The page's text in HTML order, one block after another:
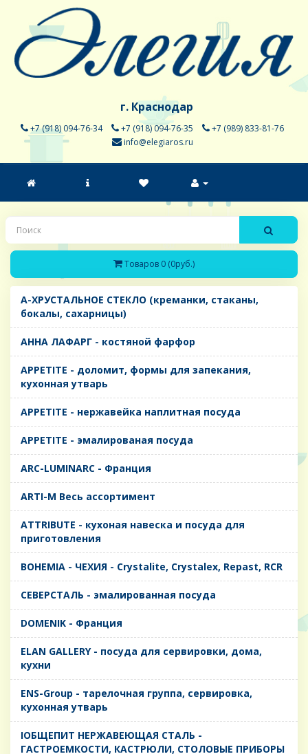
г. Краснодар
+7 (918) 094-76-34 +7 (918) 094-76-35
+7 (989) 833-81-76
info@elegiaros.ru
Товаров 0 (0руб.)
A-ХРУСТАЛЬНОЕ СТЕКЛО (креманки, стаканы,
бокалы, сахарницы)
AHHA ЛАФАРГ - костяной фарфор
APPETITE - доломит, формы для запекания,
кухонная утварь
APPETITE - нержавейка наплитная посуда
APPETITE - эмалированая посуда
ARC-LUMINARC - Франция
ARTI-M Весь ассортимент
ATTRIBUTE - кухоная навеска и посуда для
приготовления
BOHEMIA - ЧЕХИЯ - Crystalite, Crystalex, Repast, RCR
CЕВЕРСТАЛЬ - эмалированная посуда
DOMENIK - Франция
ELAN GALLERY - посуда для сервировки, дома,
кухни
ENS-Group - тарелочная группа, сервировка,
кухонная утварь
IОБЩЕПИТ НЕРЖАВЕЮЩАЯ СТАЛЬ -
ГАСТРОЕМКОСТИ, КАСТРЮЛИ, СТОЛОВЫЕ ПРИБОРЫ